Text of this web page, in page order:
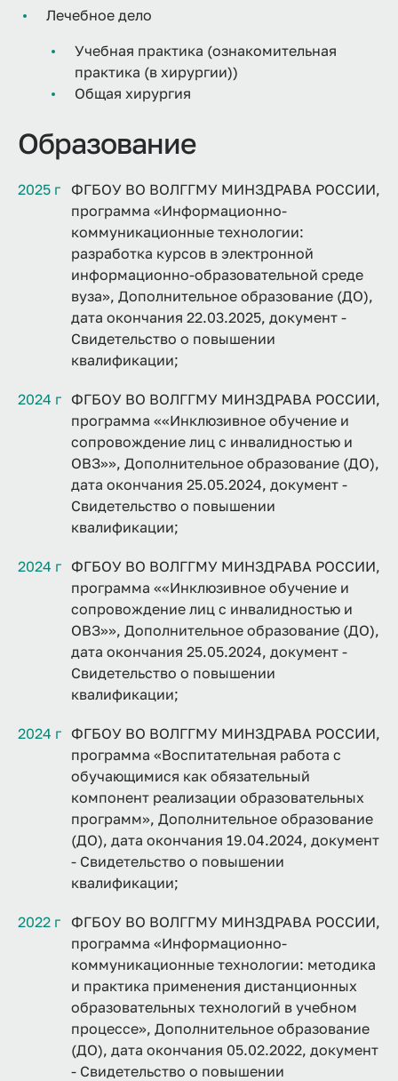
Лечебное дело
Учебная практика (ознакомительная
практика (в хирургии))
Общая хирургия
Образование
2025 г
ФГБОУ ВО ВОЛГГМУ МИНЗДРАВА РОССИИ,
программа «Информационно-
коммуникационные технологии:
разработка курсов в электронной
информационно-образовательной среде
вуза», Дополнительное образование (ДО),
дата окончания 22.03.2025, документ -
Свидетельство о повышении
квалификации;
2024 г ФГБОУ ВО ВОЛГГМУ МИНЗДРАВА РОССИИ,
программа ««Инклюзивное обучение и
сопровождение лиц с инвалидностью и
ОВЗ»», Дополнительное образование (ДО),
дата окончания 25.05.2024, документ -
Свидетельство о повышении
квалификации;
2024 г ФГБОУ ВО ВОЛГГМУ МИНЗДРАВА РОССИИ,
программа ««Инклюзивное обучение и
сопровождение лиц с инвалидностью и
ОВЗ»», Дополнительное образование (ДО),
дата окончания 25.05.2024, документ -
Свидетельство о повышении
квалификации;
2024 г ФГБОУ ВО ВОЛГГМУ МИНЗДРАВА РОССИИ,
программа «Воспитательная работа с
обучающимися как обязательный
компонент реализации образовательных
программ», Дополнительное образование
(ДО), дата окончания 19.04.2024, документ
- Свидетельство о повышении
квалификации;
2022 г
ФГБОУ ВО ВОЛГГМУ МИНЗДРАВА РОССИИ,
программа «Информационно-
коммуникационные технологии: методика
и практика применения дистанционных
образовательных технологий в учебном
процессе», Дополнительное образование
(ДО), дата окончания 05.02.2022, документ
- Свидетельство о повышении